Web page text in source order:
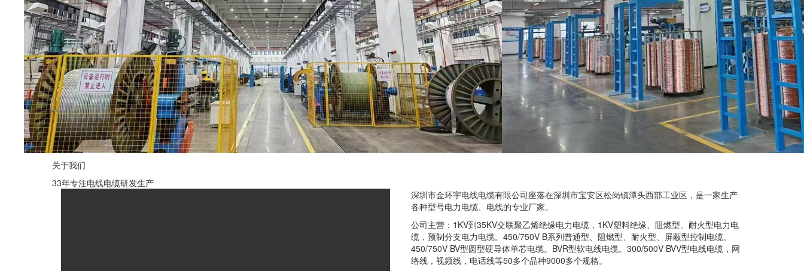
关于我们
33年专注电线电缆研发生产
深圳市金环宇电线电缆有限公司座落在深圳市宝安区松岗镇潭头西部工业区，是一家生产
各种型号电力电缆、电线的专业厂家。
公司主营：1KV到35KV交联聚乙烯绝缘电力电缆，1KV塑料绝缘、阻燃型、耐火型电力电
缆，预制分支电力电缆。450/750V B系列普通型、阻燃型、耐火型、屏蔽型控制电缆。
450/750V BV型圆型硬导体单芯电缆。BVR型软电线电缆。300/500V BVV型电线电缆，网
络线，视频线，电话线等50多个品种9000多个规格。